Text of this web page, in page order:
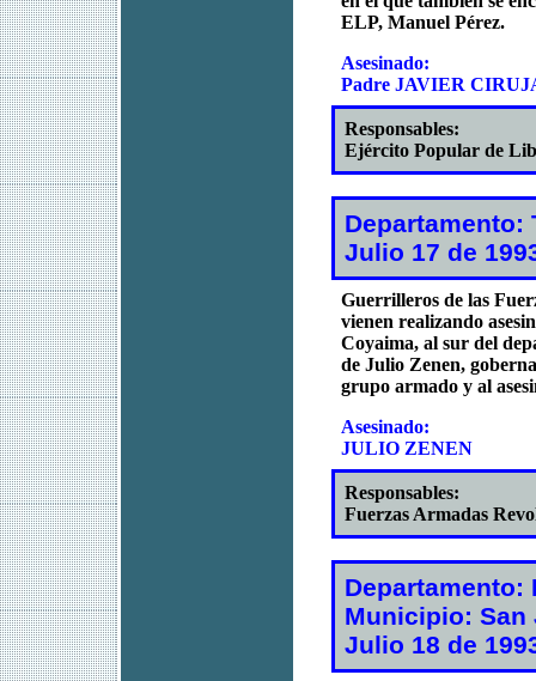
ELP, Manuel Pérez.
Asesinado:
Padre JAVIER
Responsables:
Ejército Popular de
Departamento:
Julio 17 de
Guerrilleros de las
vienen realizando
Coyaima, al sur del
de Julio Zenen,
grupo armado y al
Asesinado:
JULIO ZENEN
Responsables:
Fuerzas Armadas
Departamento:
Municipio: San
Julio 18 de